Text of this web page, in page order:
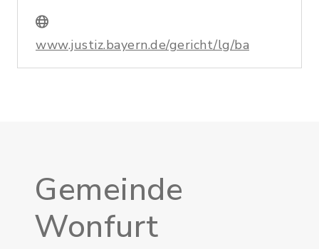
www.justiz.bayern.de/gericht/lg/ba
Gemeinde
Wonfurt